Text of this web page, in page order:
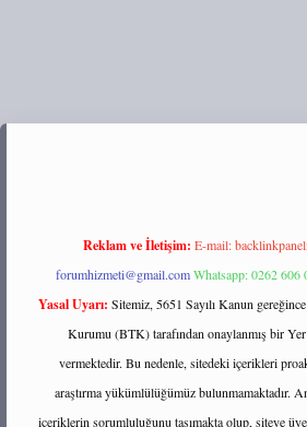
tulipbett.net/
Reklam ve İletişim: E-mail:
forumhizmeti@gmail.comWhatsapp: 0262 606
Yasal Uyarı: Sitemiz, 5651 Sayılı Kanun
Kurumu (BTK) tarafından onaylanmış bir Yer
vermektedir. Bu nedenle, sitedeki içerikleri
araştırma yükümlülüğümüz bulunmamaktadır.
içeriklerin sorumluluğunu taşımakta olup, siteye